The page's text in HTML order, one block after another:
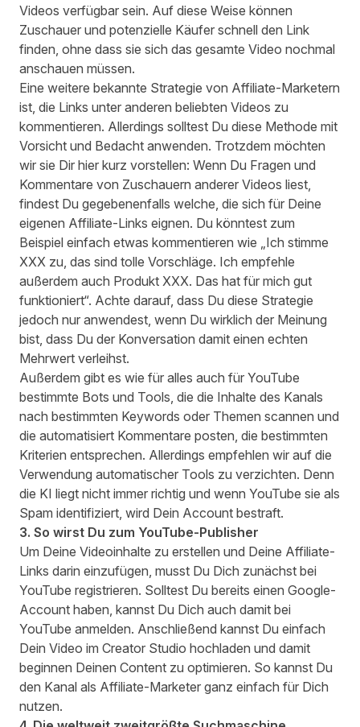
Videos verfügbar sein. Auf diese Weise können
Zuschauer und potenzielle Käufer schnell den Link
finden, ohne dass sie sich das gesamte Video nochmal
anschauen müssen.
Eine weitere bekannte Strategie von Affiliate-Marketern
ist, die Links unter anderen beliebten Videos zu
kommentieren. Allerdings solltest Du diese Methode mit
Vorsicht und Bedacht anwenden. Trotzdem möchten
wir sie Dir hier kurz vorstellen: Wenn Du Fragen und
Kommentare von Zuschauern anderer Videos liest,
findest Du gegebenenfalls welche, die sich für Deine
eigenen Affiliate-Links eignen. Du könntest zum
Beispiel einfach etwas kommentieren wie „Ich stimme
XXX zu, das sind tolle Vorschläge. Ich empfehle
außerdem auch Produkt XXX. Das hat für mich gut
funktioniert“. Achte darauf, dass Du diese Strategie
jedoch nur anwendest, wenn Du wirklich der Meinung
bist, dass Du der Konversation damit einen echten
Mehrwert verleihst.
Außerdem gibt es wie für alles auch für YouTube
bestimmte Bots und Tools, die die Inhalte des Kanals
nach bestimmten Keywords oder Themen scannen und
die automatisiert Kommentare posten, die bestimmten
Kriterien entsprechen. Allerdings empfehlen wir auf die
Verwendung automatischer Tools zu verzichten. Denn
die KI liegt nicht immer richtig und wenn YouTube sie als
Spam identifiziert, wird Dein Account bestraft.
3. So wirst Du zum YouTube-Publisher
Um Deine Videoinhalte zu erstellen und Deine Affiliate-
Links darin einzufügen, musst Du Dich zunächst bei
YouTube registrieren. Solltest Du bereits einen Google-
Account haben, kannst Du Dich auch damit bei
YouTube anmelden. Anschließend kannst Du einfach
Dein Video im Creator Studio hochladen und damit
beginnen Deinen Content zu optimieren. So kannst Du
den Kanal als Affiliate-Marketer ganz einfach für Dich
nutzen.